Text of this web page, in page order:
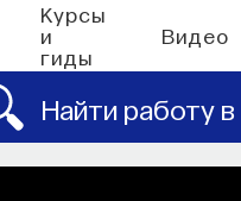
Курсы
и
гиды
Видео
Найти работу в